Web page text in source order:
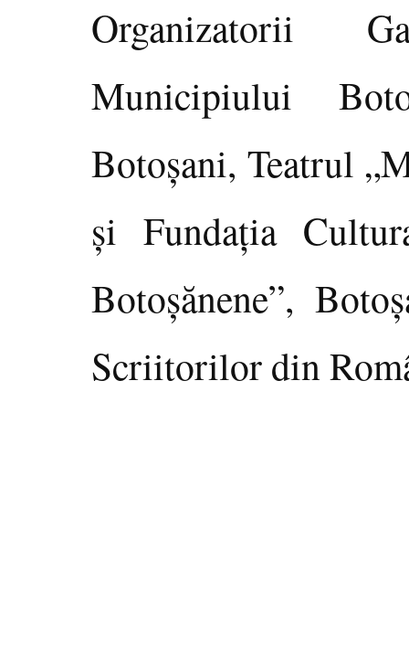
Organizatorii
Municipiului
Botoşani, Teatrul
şi Fundaţia
Botoşănene”,
Scriitorilor din